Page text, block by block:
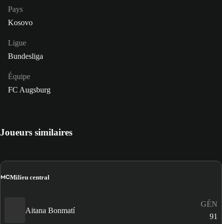
Pays
Kosovo
Ligue
Bundesliga
Équipe
FC Augsburg
Joueurs similaires
MCMilieu central
Aitana Bonmatí
GÉN
91